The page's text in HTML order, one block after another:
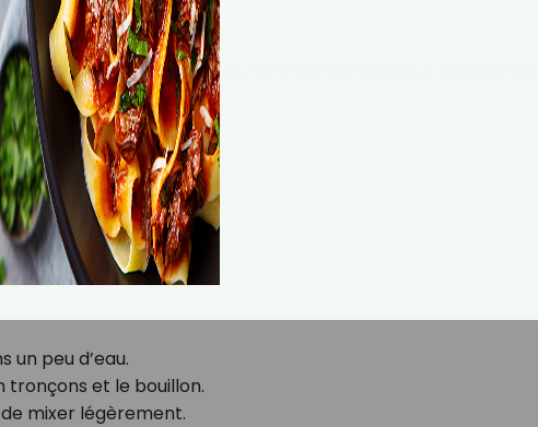
vertes
en nutriments, parfait pour profiter de la saveur délicate
en sel
un peu d’eau.
tronçons et le bouillon.
mixer légèrement.